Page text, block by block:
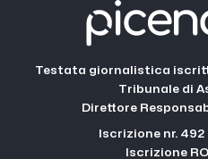
Testata giornalistica
Tribunale di
Direttore
Iscrizione nr. 492
Iscrizione